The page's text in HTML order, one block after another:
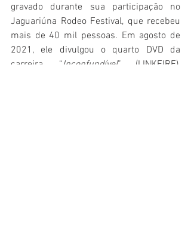
gravado durante sua participação no
Jaguariúna Rodeo Festival, que recebeu
mais de 40 mil pessoas. Em agosto de
2021, ele divulgou o quarto DVD da
carreira, “Inconfundível” (LINKFIRE),